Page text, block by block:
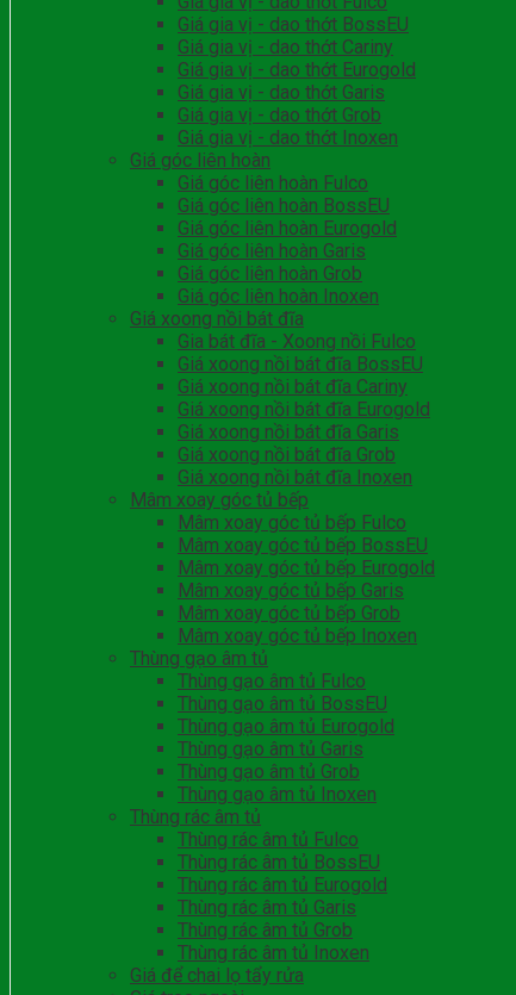
Giá gia vị - dao thớt BossEU
Giá gia vị - dao thớt Cariny
Giá gia vị - dao thớt Eurogold
Giá gia vị - dao thớt Garis
Giá gia vị - dao thớt Grob
Giá gia vị - dao thớt Inoxen
Giá góc liên hoàn
Giá góc liên hoàn Fulco
Giá góc liên hoàn BossEU
Giá góc liên hoàn Eurogold
Giá góc liên hoàn Garis
Giá góc liên hoàn Grob
Giá góc liên hoàn Inoxen
Giá xoong nồi bát đĩa
Gia bát đĩa - Xoong nồi Fulco
Giá xoong nồi bát đĩa BossEU
Giá xoong nồi bát đĩa Cariny
Giá xoong nồi bát đĩa Eurogold
Giá xoong nồi bát đĩa Garis
Giá xoong nồi bát đĩa Grob
Giá xoong nồi bát đĩa Inoxen
Mâm xoay góc tủ bếp
Mâm xoay góc tủ bếp Fulco
Mâm xoay góc tủ bếp BossEU
Mâm xoay góc tủ bếp Eurogold
Mâm xoay góc tủ bếp Garis
Mâm xoay góc tủ bếp Grob
Mâm xoay góc tủ bếp Inoxen
Thùng gạo âm tủ
Thùng gạo âm tủ Fulco
Thùng gạo âm tủ BossEU
Thùng gạo âm tủ Eurogold
Thùng gạo âm tủ Garis
Thùng gạo âm tủ Grob
Thùng gạo âm tủ Inoxen
Thùng rác âm tủ
Thùng rác âm tủ Fulco
Thùng rác âm tủ BossEU
Thùng rác âm tủ Eurogold
Thùng rác âm tủ Garis
Thùng rác âm tủ Grob
Thùng rác âm tủ Inoxen
Giá để chai lọ tẩy rửa